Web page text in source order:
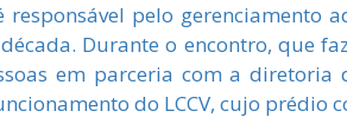
responsável pelo
Durante o encontro, que
em parceria com a
do LCCV, cujo prédio